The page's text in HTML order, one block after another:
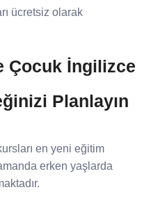
ücretsiz olarak
Çocuk İngilizce
Planlayın
en yeni eğitim
erken yaşlarda